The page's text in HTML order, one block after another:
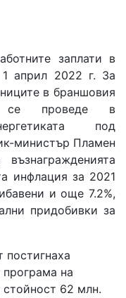
заплати в
април 2022 г. За
в браншовия
се проведе в
под
министър Пламен
инфлация за 2021
и още 7.2%,
придобивки за
постигнаха
програма на
62 млн.